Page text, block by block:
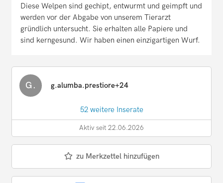
Diese Welpen sind gechipt, entwurmt und geimpft und
werden vor der Abgabe von unserem Tierarzt
gründlich untersucht. Sie erhalten alle Papiere und
sind kerngesund. Wir haben einen einzigartigen Wurf.
G. g.alumba.prestiore+24
52 weitere Inserate
Aktiv seit 22.06.2026
zu Merkzettel hinzufügen